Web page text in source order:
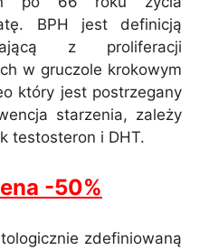
BPH jest definicją
z proliferacji
w gruczole krokowym
który jest postrzegany
starzenia, zależy
testosteron i DHT.
-50%
zdefiniowaną